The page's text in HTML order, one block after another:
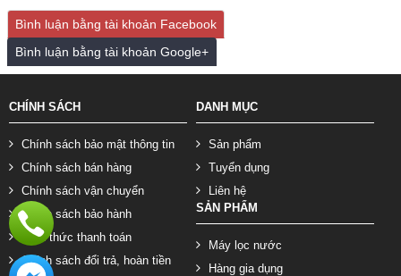
Bình luận bằng tài khoản Facebook
Bình luận bằng tài khoản Google+
CHÍNH SÁCH
Chính sách bảo mật thông tin
Chính sách bán hàng
Chính sách vận chuyển
Chính sách bảo hành
Hình thức thanh toán
Chính sách đổi trả, hoàn tiền
DANH MỤC
Sản phẩm
Tuyển dụng
Liên hệ
SẢN PHẨM
Máy lọc nước
Hàng gia dụng